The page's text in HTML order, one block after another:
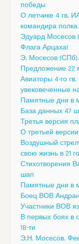
победы
О летчике 4 гв.
командира
Эдуард Мосесов
Флага Арцаха!
Э. Мосесов (СПб).
Предложение 22
Авиаторы 4-го
увековеченные
Памятные дни в
База данных 47
Третья версия
О третьей
Воздушный
свою жизнь в 21
Стихотворения
шап
Памятные дни в
Боец ВОВ
Участники ВОВ
В первых боях в
18-ти
Э.Н. Мосесов.